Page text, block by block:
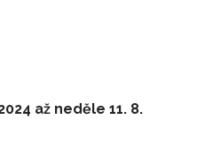
až neděle 11. 8.